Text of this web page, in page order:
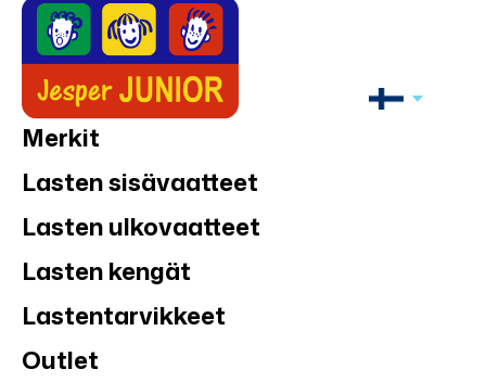
Merkit
Lasten sisävaatteet
Lasten ulkovaatteet
Lasten kengät
Lastentarvikkeet
Outlet